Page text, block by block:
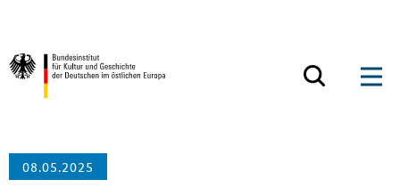
08.05.2025